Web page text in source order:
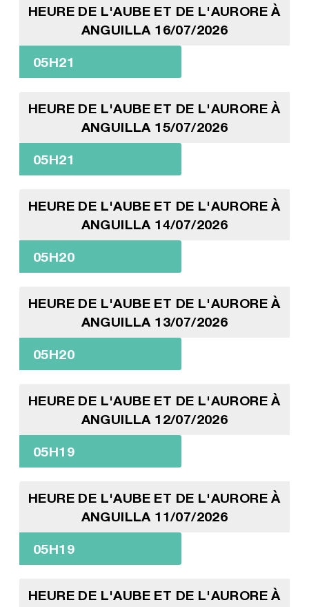
HEURE DE L'AUBE ET DE L'AURORE À
ANGUILLA 16/07/2026
05H21
HEURE DE L'AUBE ET DE L'AURORE À
ANGUILLA 15/07/2026
05H21
HEURE DE L'AUBE ET DE L'AURORE À
ANGUILLA 14/07/2026
05H20
HEURE DE L'AUBE ET DE L'AURORE À
ANGUILLA 13/07/2026
05H20
HEURE DE L'AUBE ET DE L'AURORE À
ANGUILLA 12/07/2026
05H19
HEURE DE L'AUBE ET DE L'AURORE À
ANGUILLA 11/07/2026
05H19
HEURE DE L'AUBE ET DE L'AURORE À